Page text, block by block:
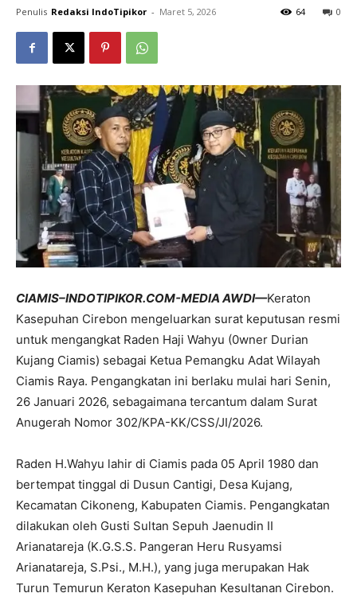
Penulis Redaksi IndoTipikor - Maret 5, 2026 0
64
CIAMIS–INDOTIPIKOR.COM-MEDIA AWDI—Keraton
Kasepuhan Cirebon mengeluarkan surat keputusan resmi
untuk mengangkat Raden Haji Wahyu (0wner Durian
Kujang Ciamis) sebagai Ketua Pemangku Adat Wilayah
Ciamis Raya. Pengangkatan ini berlaku mulai hari Senin,
26 Januari 2026, sebagaimana tercantum dalam Surat
Anugerah Nomor 302/KPA-KK/CSS/JI/2026.
‎Raden H.Wahyu lahir di Ciamis pada 05 April 1980 dan
bertempat tinggal di Dusun Cantigi, Desa Kujang,
Kecamatan Cikoneng, Kabupaten Ciamis. Pengangkatan
dilakukan oleh Gusti Sultan Sepuh Jaenudin II
Arianatareja (K.G.S.S. Pangeran Heru Rusyamsi
Arianatareja, S.Psi., M.H.), yang juga merupakan Hak
Turun Temurun Keraton Kasepuhan Kesultanan Cirebon.